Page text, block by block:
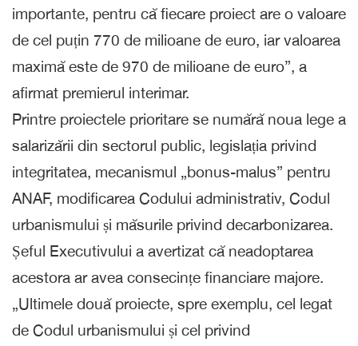
importante, pentru că fiecare proiect are o valoare
de cel puțin 770 de milioane de euro, iar valoarea
maximă este de 970 de milioane de euro”, a
afirmat premierul interimar.
Printre proiectele prioritare se numără noua lege a
salarizării din sectorul public, legislația privind
integritatea, mecanismul „bonus-malus” pentru
ANAF, modificarea Codului administrativ, Codul
urbanismului și măsurile privind decarbonizarea.
Șeful Executivului a avertizat că neadoptarea
acestora ar avea consecințe financiare majore.
„Ultimele două proiecte, spre exemplu, cel legat
de Codul urbanismului și cel privind